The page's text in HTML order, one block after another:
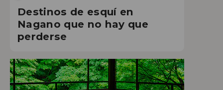
Destinos de esquí en
Nagano que no hay que
perderse